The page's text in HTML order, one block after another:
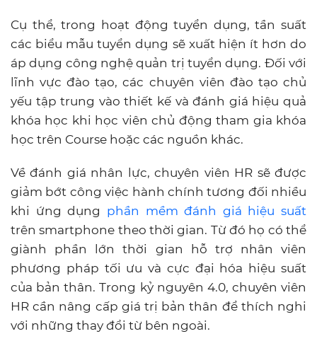
Cụ thể, trong hoạt động tuyển dụng, tần suất
các biểu mẫu tuyển dụng sẽ xuất hiện ít hơn do
áp dụng công nghệ quản trị tuyển dụng. Đối với
lĩnh vực đào tạo, các chuyên viên đào tạo chủ
yếu tập trung vào thiết kế và đánh giá hiệu quả
khóa học khi học viên chủ động tham gia khóa
học trên Course hoặc các nguồn khác.
Về đánh giá nhân lực, chuyên viên HR sẽ được
giảm bớt công việc hành chính tương đối nhiều
khi ứng dụng phần mềm đánh giá hiệu suất
trên smartphone theo thời gian. Từ đó họ có thể
giành phần lớn thời gian hỗ trợ nhân viên
phương pháp tối ưu và cực đại hóa hiệu suất
của bản thân. Trong kỷ nguyên 4.0, chuyên viên
HR cần nâng cấp giá trị bản thân để thích nghi
với những thay đổi từ bên ngoài.